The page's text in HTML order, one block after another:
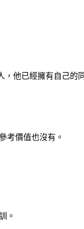
，他已經擁有自己的
考價值也沒有。
。